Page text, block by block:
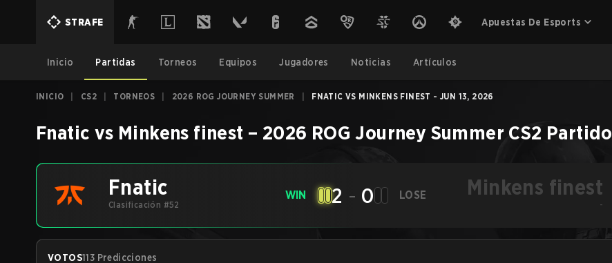
STRAFE Apuestas De Esports
Inicio Partidas Torneos Equipos Jugadores Noticias Artículos
INICIO CS2 TORNEOS 2026 ROG JOURNEY SUMMER FNATIC VS MINKENS FINEST - JUN 13, 2026
Fnatic vs Minkens finest – 2026 ROG Journey Summer CS2 Partido
Fnatic
Clasificación #52
WIN 2 - 0 LOSE Minkens finest
-
VOTOS113 Predicciones